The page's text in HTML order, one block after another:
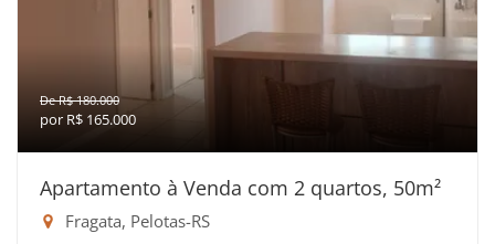
De R$ 180.000
por R$ 165.000
Apartamento à Venda com 2 quartos, 50m²
Fragata, Pelotas-RS